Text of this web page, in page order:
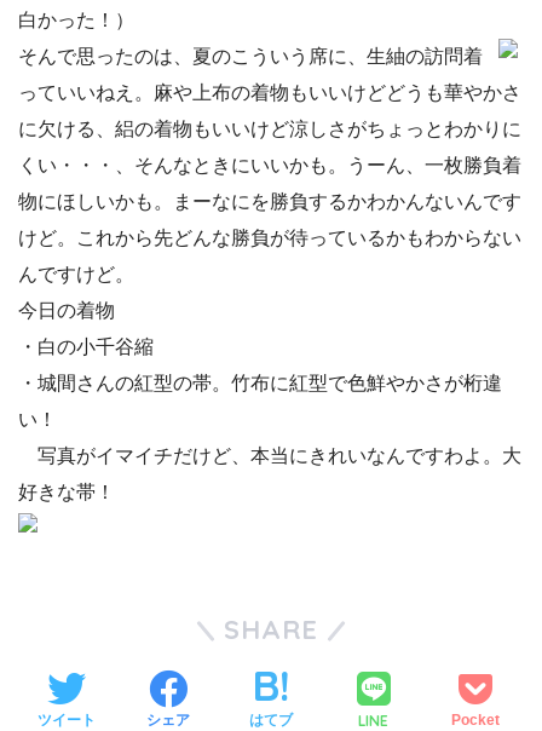
白かった！）
そんで思ったのは、夏のこういう席に、生紬の訪問着
っていいねえ。麻や上布の着物もいいけどどうも華やかさ
に欠ける、絽の着物もいいけど涼しさがちょっとわかりに
くい・・・、そんなときにいいかも。うーん、一枚勝負着
物にほしいかも。まーなにを勝負するかわかんないんです
けど。これから先どんな勝負が待っているかもわからない
んですけど。
今日の着物
・白の小千谷縮
・城間さんの紅型の帯。竹布に紅型で色鮮やかさが桁違
い！
写真がイマイチだけど、本当にきれいなんですわよ。大
好きな帯！
SHARE
ツイート シェア はてブ LINE Pocket